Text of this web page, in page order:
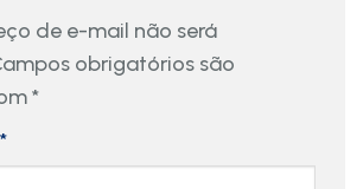
de e-mail não será
obrigatórios são
*
*